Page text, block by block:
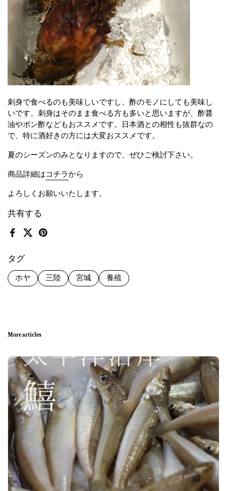
共有する
FacebookX (Twitter)
Pinterest
タグ
ホヤ 三陸 宮城 養殖
刺身で食べるのも美味しいですし、酢のモノにしても美味し
いです。刺身はそのまま食べる方も多いと思いますが、酢醤
油やポン酢などもおススメです。日本酒との相性も抜群なの
で、特に酒好きの方には大変おススメです。
夏のシーズンのみとなりますので、ぜひご検討下さい。
商品詳細はコチラから
よろしくお願いいたします。
More articles